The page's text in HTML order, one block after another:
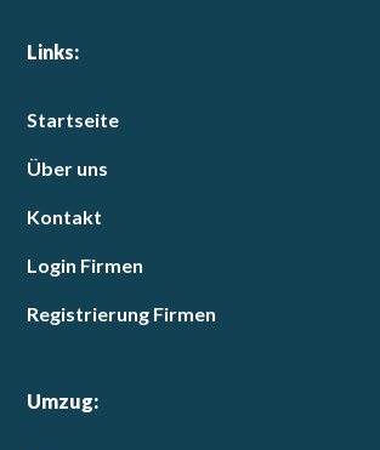
Links:
Startseite
Über uns
Kontakt
Login Firmen
Registrierung Firmen
Umzug: